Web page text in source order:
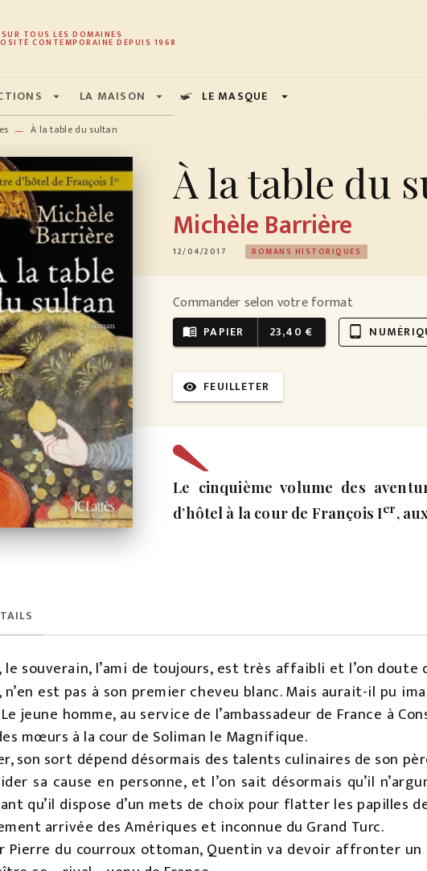
PIED DE PAGE
TOUS LES DOMAINES
CONTEMPORAINE DEPUIS 1968
arrow_drop_down LA MAISON arrow_drop_down LE MASQUE arrow_drop_down
— À la table du sultan
À la table du
Michèle Barrière
12/04/2017 ROMANS HISTORIQUES
Commander selon votre format
menu_book PAPIER 23,40 € tablet_android
visibility FEUILLETER
Le cinquième volume des
d’hôtel à la cour de François Ier,
, le souverain, l’ami de toujours, est très affaibli et l’on doute
est pas à son premier cheveu blanc. Mais aurait-il pu
jeune homme, au service de l’ambassadeur de France à
mœurs à la cour de Soliman le Magnifique.
son sort dépend désormais des talents culinaires de son
sa cause en personne, et l’on sait désormais qu’il
qu’il dispose d’un mets de choix pour flatter les papilles
arrivée des Amériques et inconnue du Grand Turc.
Pierre du courroux ottoman, Quentin va devoir affronter